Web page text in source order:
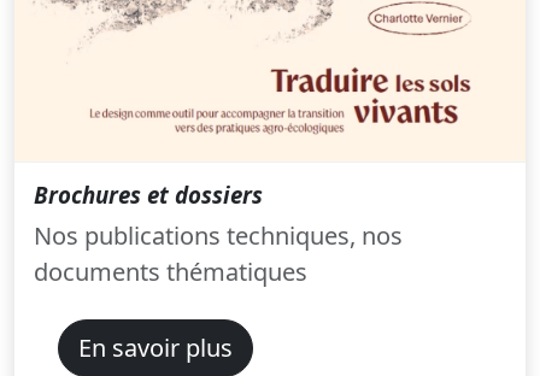
Brochures et dossiers
Nos publications techniques, nos
documents thématiques
En savoir plus